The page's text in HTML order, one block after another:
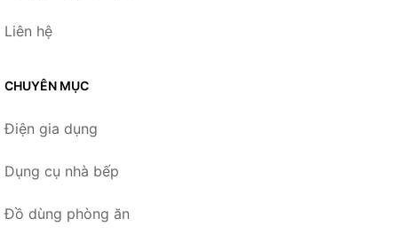
Liên hệ
CHUYÊN MỤC
Điện gia dụng
Dụng cụ nhà bếp
Đồ dùng phòng ăn